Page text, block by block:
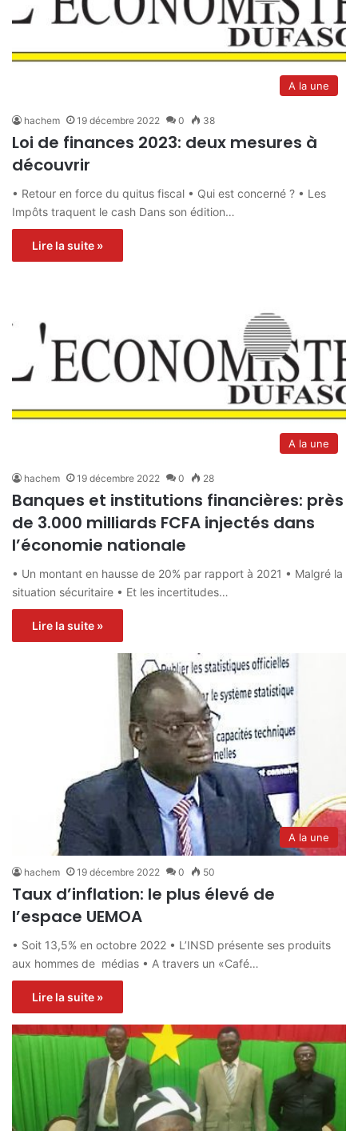
A la une
hachem 19 décembre 2022 0 38
Loi de finances 2023: deux mesures à
découvrir
• Retour en force du quitus fiscal • Qui est concerné ? • Les
Impôts traquent le cash Dans son édition…
Lire la suite »
A la une
hachem 19 décembre 2022 0 28
Banques et institutions financières: près
de 3.000 milliards FCFA injectés dans
l’économie nationale
• Un montant en hausse de 20% par rapport à 2021 • Malgré la
situation sécuritaire • Et les incertitudes…
Lire la suite »
A la une
hachem 19 décembre 2022 0 50
Taux d’inflation: le plus élevé de
l’espace UEMOA
• Soit 13,5% en octobre 2022 • L’INSD présente ses produits
aux hommes de médias • A travers un «Café…
Lire la suite »